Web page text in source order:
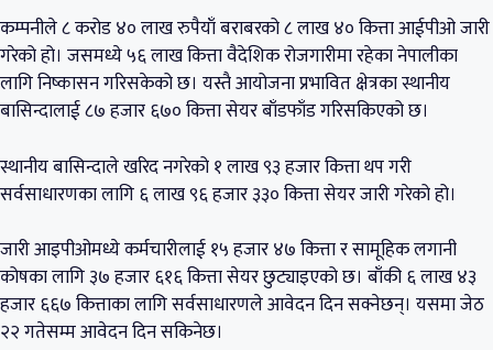
कम्पनीले ८ करोड ४० लाख रुपैयाँ बराबरको ८ लाख ४० कित्ता आईपीओ जारी
गरेको हो। जसमध्ये ५६ लाख कित्ता वैदेशिक रोजगारीमा रहेका नेपालीका
लागि निष्कासन गरिसकेको छ। यस्तै आयोजना प्रभावित क्षेत्रका स्थानीय
बासिन्दालाई ८७ हजार ६७० कित्ता सेयर बाँडफाँड गरिसकिएको छ।
स्थानीय बासिन्दाले खरिद नगरेको १ लाख ९३ हजार कित्ता थप गरी
सर्वसाधारणका लागि ६ लाख ९६ हजार ३३० कित्ता सेयर जारी गरेको हो।
जारी आइपीओमध्ये कर्मचारीलाई १५ हजार ४७ कित्ता र सामूहिक लगानी
कोषका लागि ३७ हजार ६१६ कित्ता सेयर छुट्याइएको छ। बाँकी ६ लाख ४३
हजार ६६७ कित्ताका लागि सर्वसाधारणले आवेदन दिन सक्नेछन्। यसमा जेठ
२२ गतेसम्म आवेदन दिन सकिनेछ।